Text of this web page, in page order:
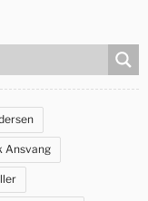
Ansvang